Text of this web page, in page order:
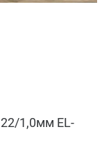
1,0мм EL-